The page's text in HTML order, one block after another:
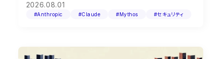
2026.08.01
#Anthropic #Claude #Mythos #セキュリティ